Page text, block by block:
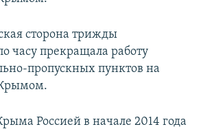
сторона трижды
часу прекращала работу
пропускных пунктов на
Россией в начале 2014 года